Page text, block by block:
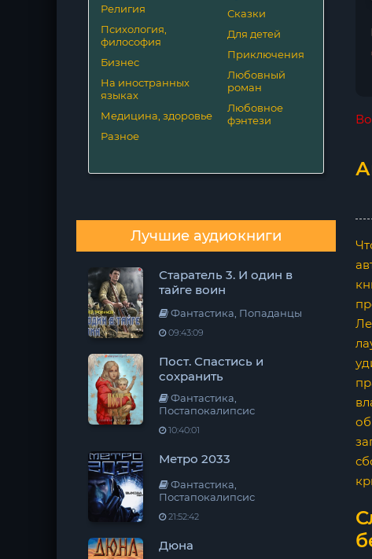
Религия
Психология,
философия
Бизнес
На иностранных
языках
Медицина, здоровье
Разное
Сказки
Для детей
Приключения
Любовный
роман
Любовное
фэнтези
Лучшие аудиокниги
Старатель 3. И один в
тайге воин
Фантастика, Попаданцы
09:43:09
Пост. Спастись и
сохранить
Фантастика,
Постапокалипсис
10:40:01
Метро 2033
Фантастика,
Постапокалипсис
21:52:42
Дюна